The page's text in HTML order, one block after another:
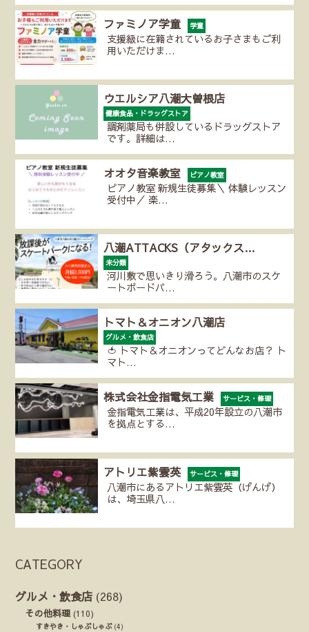
ファミノア学童 学童
支援級に在籍されているお子さまもご利
用いただけま…
ウエルシア八潮大曽根店
健康食品・ドラッグストア
調剤薬局も併設しているドラッグストア
です。詳細は…
オオタ音楽教室 ピアノ教室
ピアノ教室 新規生徒募集＼ 体験レッスン
受付中／ 楽…
八潮ATTACKS（アタックス…
未分類
河川敷で思いきり滑ろう。八潮市のスケ
ートボードパ…
トマト＆オニオン八潮店
グルメ・飲食店
🍅 トマト＆オニオンってどんなお店？ ト
マト…
株式会社金指電気工業 サービス・修理
金指電気工業は、平成20年設立の八潮市
を拠点とする…
アトリエ紫雲英 サービス・修理
八潮市にあるアトリエ紫雲英（げんげ）
は、埼玉県八…
CATEGORY
グルメ・飲食店 (268)
その他料理 (110)
すきやき・しゃぶしゃぶ(4)